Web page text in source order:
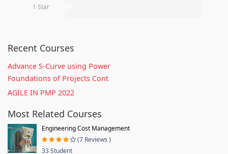
1 Star
Recent Courses
Advance S-Curve using Power
Foundations of Projects Cont
AGILE IN PMP 2022
Most Related Courses
Engineering Cost Management
(7 Reviews )
33 Student